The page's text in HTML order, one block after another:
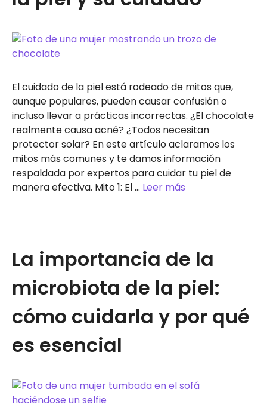
El cuidado de la piel está rodeado de mitos que,
aunque populares, pueden causar confusión o
incluso llevar a prácticas incorrectas. ¿El chocolate
realmente causa acné? ¿Todos necesitan
protector solar? En este artículo aclaramos los
mitos más comunes y te damos información
respaldada por expertos para cuidar tu piel de
manera efectiva. Mito 1: El … Leer más
La importancia de la
microbiota de la piel:
cómo cuidarla y por qué
es esencial